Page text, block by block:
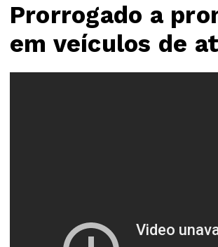
Prorrogado a
em veículos de